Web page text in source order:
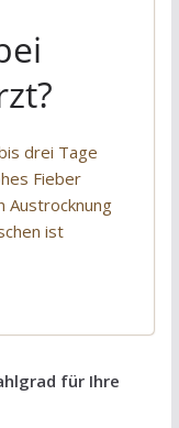
drei Tage
Fieber
Austrocknung
ist
für Ihre